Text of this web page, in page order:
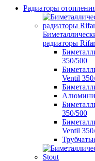
Радиаторы
радиаторы Rifar
350/500
Ventil
350/500
Ventil